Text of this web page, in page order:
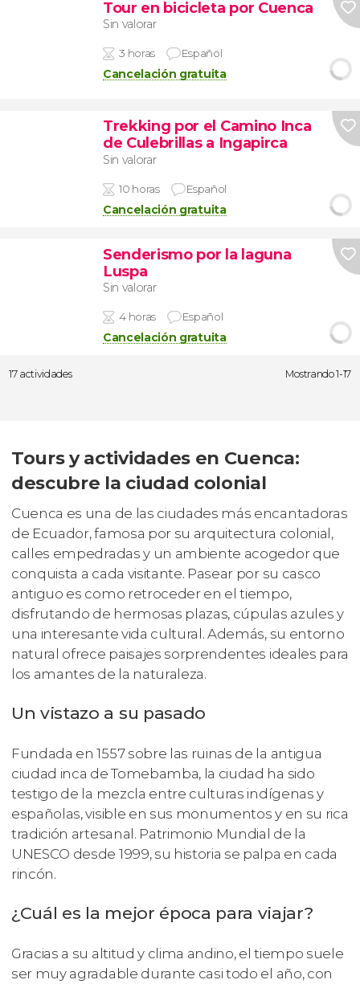
Tour en bicicleta por Cuenca
Sin valorar
3 horas Español
Cancelación gratuita
Trekking por el Camino Inca
de Culebrillas a Ingapirca
Sin valorar
10 horas Español
Cancelación gratuita
Senderismo por la laguna
Luspa
Sin valorar
4 horas Español
Cancelación gratuita
17 actividades Mostrando 1-17
Tours y actividades en Cuenca:
descubre la ciudad colonial
Cuenca es una de las ciudades más encantadoras
de Ecuador, famosa por su arquitectura colonial,
calles empedradas y un ambiente acogedor que
conquista a cada visitante. Pasear por su casco
antiguo es como retroceder en el tiempo,
disfrutando de hermosas plazas, cúpulas azules y
una interesante vida cultural. Además, su entorno
natural ofrece paisajes sorprendentes ideales para
los amantes de la naturaleza.
Un vistazo a su pasado
Fundada en 1557 sobre las ruinas de la antigua
ciudad inca de Tomebamba, la ciudad ha sido
testigo de la mezcla entre culturas indígenas y
españolas, visible en sus monumentos y en su rica
tradición artesanal. Patrimonio Mundial de la
UNESCO desde 1999, su historia se palpa en cada
rincón.
¿Cuál es la mejor época para viajar?
Gracias a su altitud y clima andino, el tiempo suele
ser muy agradable durante casi todo el año, con